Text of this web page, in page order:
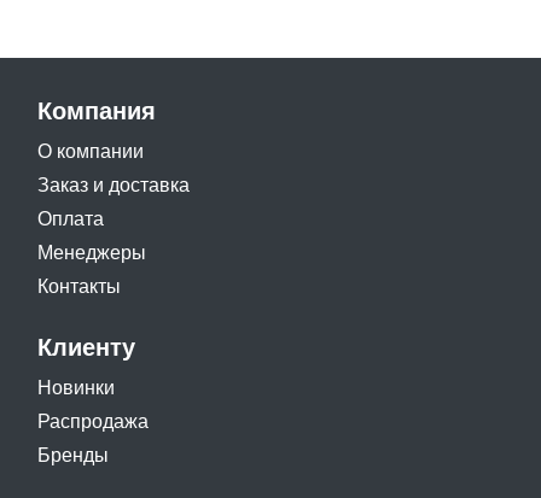
Компания
О компании
Заказ и доставка
Оплата
Менеджеры
Контакты
Клиенту
Новинки
Распродажа
Бренды